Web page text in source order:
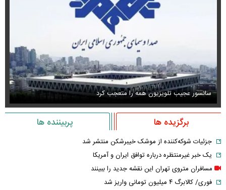
سانسور عجیب تلویزیون همه را متعجب کرد
برگزیده ها پربیننده ها
جزئیات شوکه‌کننده از موشک خیبرشکن منتشر شد
یک خبر غیرمنتظره درباره توافق ایران و آمریکا
مسافران متروی تهران این نقشه جدید را ببینند
فوری/ کالابرگ ۴ میلیون تومانی واریز شد